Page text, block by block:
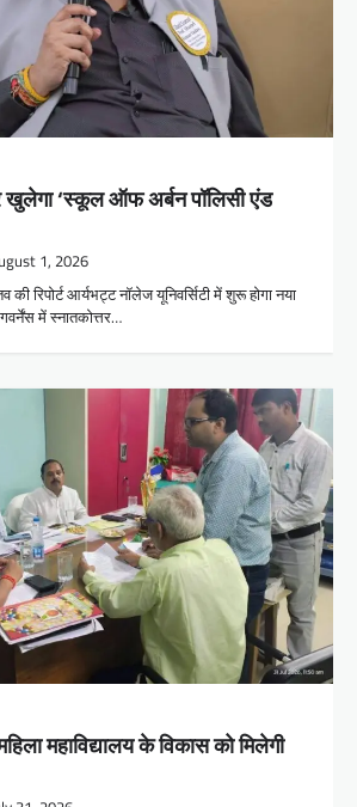
खुलेगा ‘स्कूल ऑफ अर्बन पॉलिसी एंड
1, 2026
की रिपोर्ट आर्यभट्ट नॉलेज यूनिवर्सिटी में शुरू होगा नया
में स्नातकोत्तर…
महाविद्यालय के विकास को मिलेगी